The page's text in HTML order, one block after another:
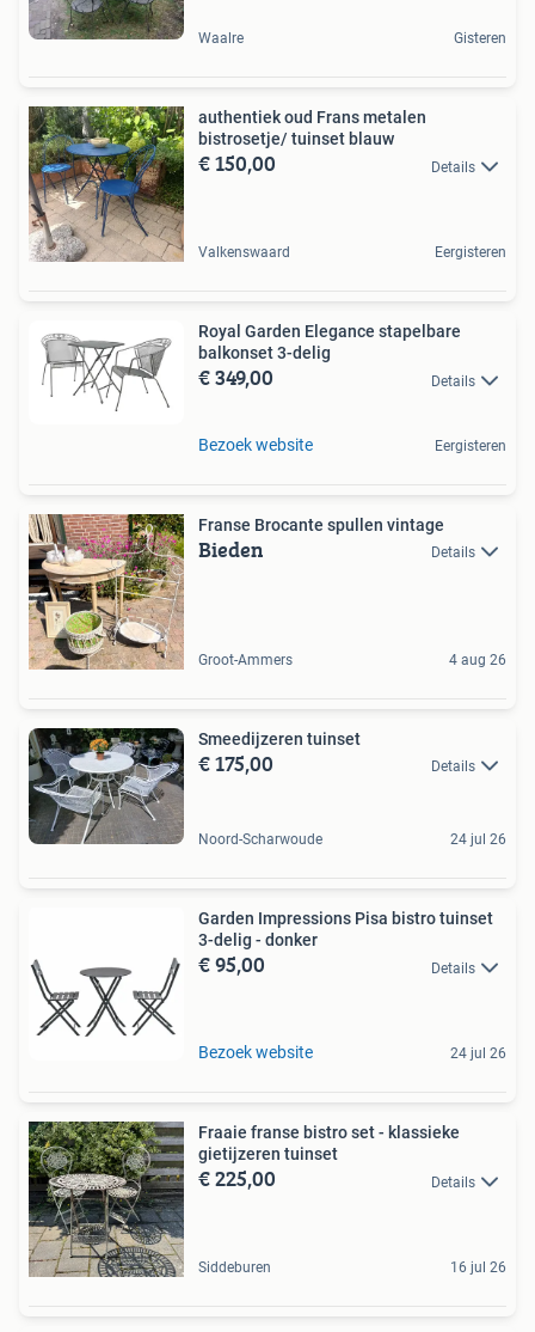
Waalre Gisteren
authentiek oud Frans metalen
bistrosetje/ tuinset blauw
€ 150,00 Details
Valkenswaard Eergisteren
Royal Garden Elegance stapelbare
balkonset 3-delig
€ 349,00 Details
Bezoek website Eergisteren
Franse Brocante spullen vintage
Bieden Details
Groot-Ammers 4 aug 26
Smeedijzeren tuinset
€ 175,00 Details
Noord-Scharwoude 24 jul 26
Garden Impressions Pisa bistro tuinset
3-delig - donker
€ 95,00 Details
Bezoek website 24 jul 26
Fraaie franse bistro set - klassieke
gietijzeren tuinset
€ 225,00 Details
Siddeburen 16 jul 26